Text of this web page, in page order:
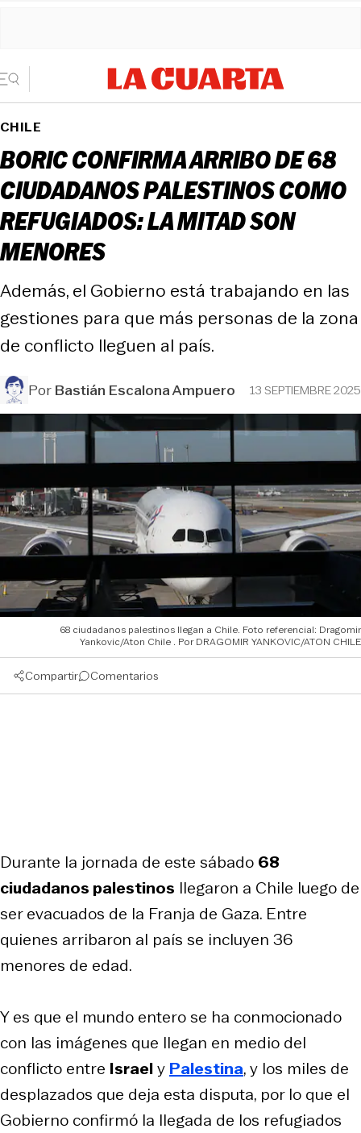
CHILE
BORIC CONFIRMA ARRIBO DE 68
CIUDADANOS PALESTINOS COMO
REFUGIADOS: LA MITAD SON
MENORES
Además, el Gobierno está trabajando en las
gestiones para que más personas de la zona
de conflicto lleguen al país.
PorBastián Escalona Ampuero 13 SEPTIEMBRE 2025
68 ciudadanos palestinos llegan a Chile. Foto referencial: Dragomir
Yankovic/Aton Chile
DRAGOMIR YANKOVIC/ATON CHILE
Compartir Comentarios
Durante la jornada de este sábado 68
ciudadanos palestinos llegaron a Chile luego de
ser evacuados de la Franja de Gaza. Entre
quienes arribaron al país se incluyen 36
menores de edad.
Y es que el mundo entero se ha conmocionado
con las imágenes que llegan en medio del
conflicto entre Israely Palestina, y los miles de
desplazados que deja esta disputa, por lo que el
Gobierno confirmó la llegada de los refugiados